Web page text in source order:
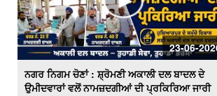
23-06-
ਨਗਰ ਨਿਗਮ ਚੋਣਾਂ : ਸ਼੍ਰੋਮਣੀ ਅਕਾਲੀ ਦਲ ਬਾਦਲ ਦੇ
ਉਮੀਦਵਾਰਾਂ ਵਲੋਂ ਨਾਮਜ਼ਦਗੀਆਂ ਦੀ ਪ੍ਰਕਿਰਿਆ ਜਾਰੀ